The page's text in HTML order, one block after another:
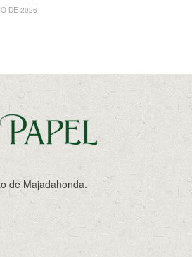
DE 2026
de Majadahonda.